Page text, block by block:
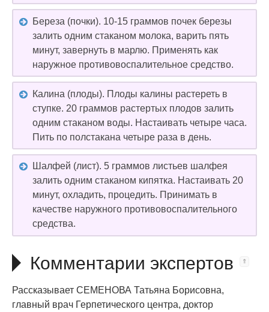
Береза (почки). 10-15 граммов почек березы
залить одним стаканом молока, варить пять
минут, завернуть в марлю. Применять как
наружное противовоспалительное средство.
Калина (плоды). Плоды калины растереть в
ступке. 20 граммов растертых плодов залить
одним стаканом воды. Настаивать четыре часа.
Пить по полстакана четыре раза в день.
Шалфей (лист). 5 граммов листьев шалфея
залить одним стаканом кипятка. Настаивать 20
минут, охладить, процедить. Принимать в
качестве наружного противовоспалительного
средства.
Комментарии экспертов
Рассказывает СЕМЕНОВА Татьяна Борисовна,
главный врач Герпетического центра, доктор